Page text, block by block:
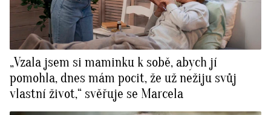
„Vzala jsem si maminku k sobě, abych jí
pomohla, dnes mám pocit, že už nežiju svůj
vlastní život,“ svěřuje se Marcela